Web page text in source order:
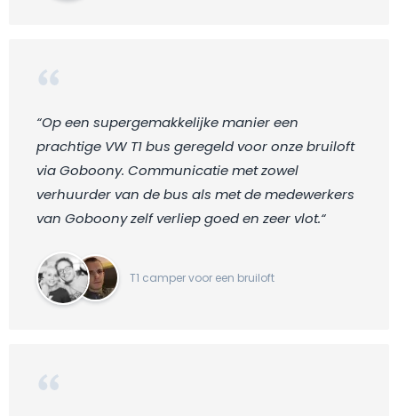
“Op een supergemakkelijke manier een
prachtige VW T1 bus geregeld voor onze bruiloft
via Goboony. Communicatie met zowel
verhuurder van de bus als met de medewerkers
van Goboony zelf verliep goed en zeer vlot.“
T1 camper voor een bruiloft